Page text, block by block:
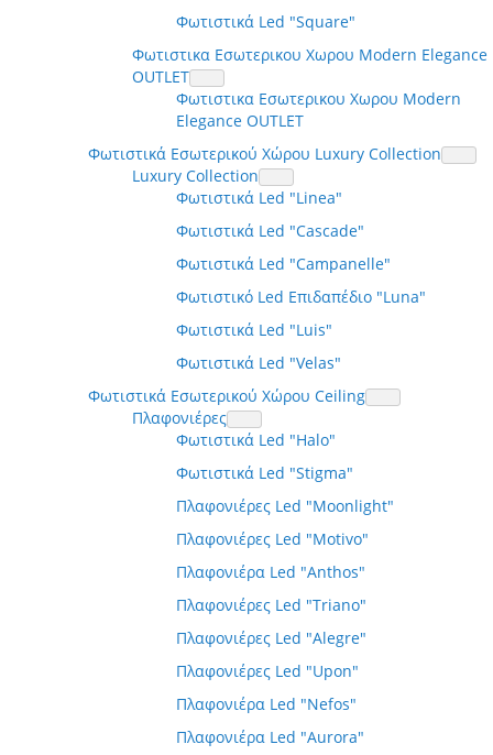
Φωτιστικά Led "Square"
Φωτιστικα Εσωτερικου Χωρου Modern Elegance
OUTLET
Φωτιστικα Εσωτερικου Χωρου Modern
Elegance OUTLET
Φωτιστικά Εσωτερικού Χώρου Luxury Collection
Luxury Collection
Φωτιστικά Led "Linea"
Φωτιστικά Led "Cascade"
Φωτιστικά Led "Campanelle"
Φωτιστικό Led Επιδαπέδιο "Luna"
Φωτιστικά Led "Luis"
Φωτιστικά Led "Velas"
Φωτιστικά Εσωτερικού Χώρου Ceiling
Πλαφονιέρες
Φωτιστικά Led "Halo"
Φωτιστικά Led "Stigma"
Πλαφονιέρες Led "Moonlight"
Πλαφονιέρες Led "Motivo"
Πλαφονιέρα Led "Anthos"
Πλαφονιέρες Led "Triano"
Πλαφονιέρες Led "Alegre"
Πλαφονιέρες Led "Upon"
Πλαφονιέρα Led "Nefos"
Πλαφονιέρα Led "Aurora"